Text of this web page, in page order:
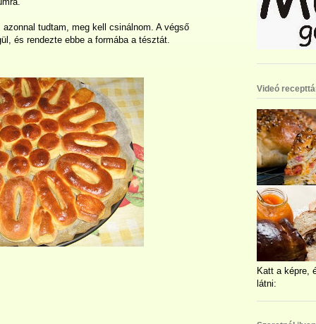
azonnal tudtam, meg kell csinálnom. A végső
és rendezte ebbe a formába a tésztát.
Videó
Katt a képre,
látni: